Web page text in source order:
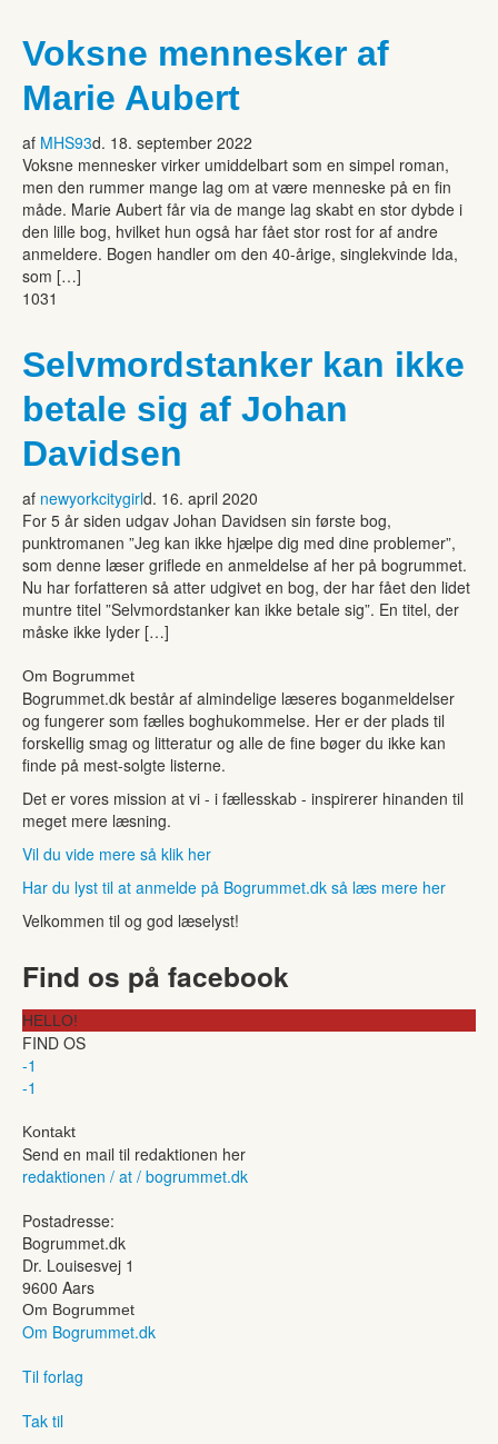
Voksne mennesker af
Marie Aubert
af MHS93d. 18. september 2022
Voksne mennesker virker umiddelbart som en simpel roman,
men den rummer mange lag om at være menneske på en fin
måde. Marie Aubert får via de mange lag skabt en stor dybde i
den lille bog, hvilket hun også har fået stor rost for af andre
anmeldere. Bogen handler om den 40-årige, singlekvinde Ida,
som […]
1031
Selvmordstanker kan ikke
betale sig af Johan
Davidsen
af newyorkcitygirld. 16. april 2020
For 5 år siden udgav Johan Davidsen sin første bog,
punktromanen ”Jeg kan ikke hjælpe dig med dine problemer”,
som denne læser griflede en anmeldelse af her på bogrummet.
Nu har forfatteren så atter udgivet en bog, der har fået den lidet
muntre titel ”Selvmordstanker kan ikke betale sig”. En titel, der
måske ikke lyder […]
Om Bogrummet
Bogrummet.dk består af almindelige læseres boganmeldelser
og fungerer som fælles boghukommelse. Her er der plads til
forskellig smag og litteratur og alle de fine bøger du ikke kan
finde på mest-solgte listerne.
Det er vores mission at vi - i fællesskab - inspirerer hinanden til
meget mere læsning.
Vil du vide mere så klik her
Har du lyst til at anmelde på Bogrummet.dk så læs mere her
Velkommen til og god læselyst!
Find os på facebook
HELLO!
FIND OS
-1
-1
Kontakt
Send en mail til redaktionen her
redaktionen / at / bogrummet.dk
Postadresse:
Bogrummet.dk
Dr. Louisesvej 1
9600 Aars
Om Bogrummet
Om Bogrummet.dk
Til forlag
Tak til